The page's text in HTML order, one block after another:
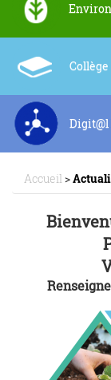
Collège
Accueil>